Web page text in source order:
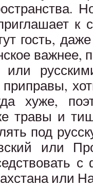
к
гость,
важнее,
или
хуже,
травы и
под
или
или